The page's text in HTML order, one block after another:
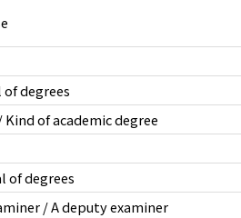
of degrees
Kind of academic degree
of degrees
/ A deputy examiner